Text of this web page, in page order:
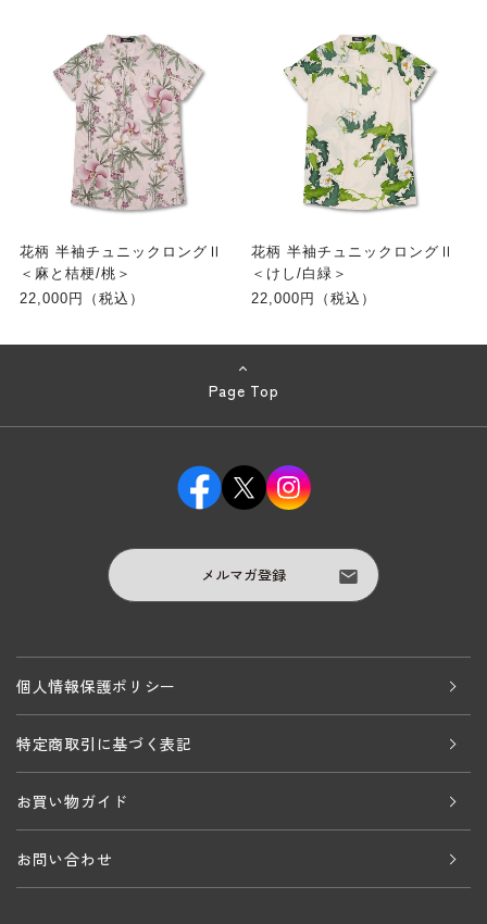
花柄 半袖チュニックロングⅡ
＜麻と桔梗/桃＞
22,000円（税込）
花柄 半袖チュニックロングⅡ
＜けし/白緑＞
22,000円（税込）
Page Top
メルマガ登録
個人情報保護ポリシー
特定商取引に基づく表記
お買い物ガイド
お問い合わせ